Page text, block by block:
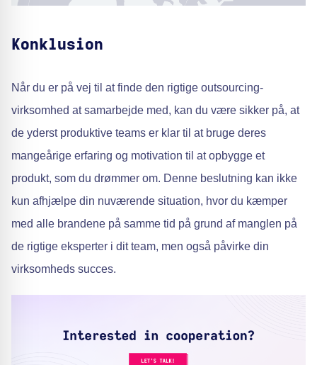
Konklusion
Når du er på vej til at finde den rigtige outsourcing-
virksomhed at samarbejde med, kan du være sikker på, at
de yderst produktive teams er klar til at bruge deres
mangeårige erfaring og motivation til at opbygge et
produkt, som du drømmer om. Denne beslutning kan ikke
kun afhjælpe din nuværende situation, hvor du kæmper
med alle brandene på samme tid på grund af manglen på
de rigtige eksperter i dit team, men også påvirke din
virksomheds succes.